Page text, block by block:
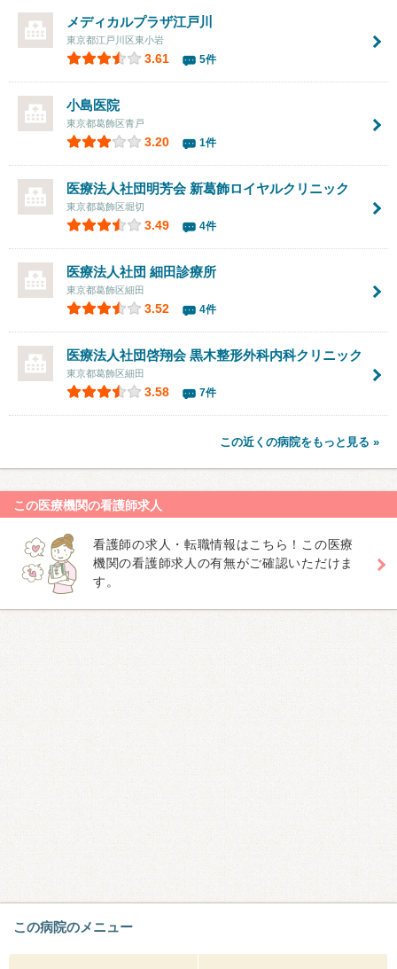
メディカルプラザ江戸川
東京都江戸川区東小岩
3.61 5件
小島医院
東京都葛飾区青戸
3.20 1件
医療法人社団明芳会 新葛飾ロイヤルクリニック
東京都葛飾区堀切
3.49 4件
医療法人社団 細田診療所
東京都葛飾区細田
3.52 4件
医療法人社団啓翔会 黒木整形外科内科クリニック
東京都葛飾区細田
3.58 7件
この近くの病院をもっと見る »
この医療機関の看護師求人
看護師の求人・転職情報はこちら！この医療
機関の看護師求人の有無がご確認いただけま
す。
この病院のメニュー